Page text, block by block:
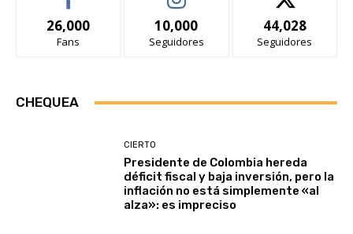
26,000
Fans
10,000
Seguidores
44,028
Seguidores
CHEQUEA
CIERTO
Presidente de Colombia hereda
déficit fiscal y baja inversión, pero la
inflación no está simplemente «al
alza»: es impreciso